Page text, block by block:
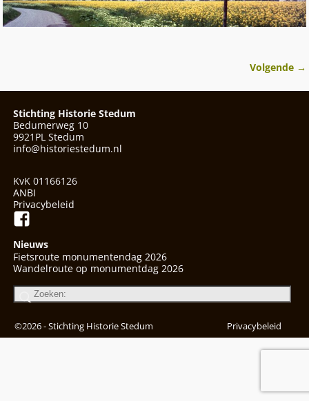
Volgende →
Stichting Historie Stedum
Bedumerweg 10
9921PL Stedum
info@historiestedum.nl
KvK 01166126
ANBI
Privacybeleid
Nieuws
Fietsroute monumentendag 2026
Wandelroute op monumentdag 2026
©2026 -Stichting Historie Stedum Privacybeleid